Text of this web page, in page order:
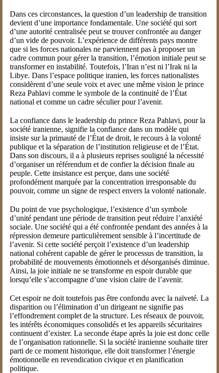
Dans ces circonstances, la question d’un leadership de transition
devient d’une importance fondamentale. Une société qui sort
d’une autorité centralisée peut se trouver confrontée au danger
d’un vide de pouvoir. L’expérience de différents pays montre
que si les forces nationales ne parviennent pas à proposer un
cadre commun pour gérer la transition, l’émotion initiale peut se
transformer en instabilité. Toutefois, l’Iran n’est ni l’Irak ni la
Libye. Dans l’espace politique iranien, les forces nationalistes
considèrent d’une seule voix et avec une même vision le prince
Reza Pahlavi comme le symbole de la continuité de l’État
national et comme un cadre séculier pour l’avenir.
La confiance dans le leadership du prince Reza Pahlavi, pour la
société iranienne, signifie la confiance dans un modèle qui
insiste sur la primauté de l’État de droit, le recours à la volonté
publique et la séparation de l’institution religieuse et de l’État.
Dans son discours, il a à plusieurs reprises souligné la nécessité
d’organiser un référendum et de confier la décision finale au
peuple. Cette insistance est perçue, dans une société
profondément marquée par la concentration irresponsable du
pouvoir, comme un signe de respect envers la volonté nationale.
Du point de vue psychologique, l’existence d’un symbole
d’unité pendant une période de transition peut réduire l’anxiété
sociale. Une société qui a été confrontée pendant des années à la
répression demeure particulièrement sensible à l’incertitude de
l’avenir. Si cette société perçoit l’existence d’un leadership
national cohérent capable de gérer le processus de transition, la
probabilité de mouvements émotionnels et désorganisés diminue.
Ainsi, la joie initiale ne se transforme en espoir durable que
lorsqu’elle s’accompagne d’une vision claire de l’avenir.
Cet espoir ne doit toutefois pas être confondu avec la naïveté. La
disparition ou l’élimination d’un dirigeant ne signifie pas
l’effondrement complet de la structure. Les réseaux de pouvoir,
les intérêts économiques consolidés et les appareils sécuritaires
continuent d’exister. La seconde étape après la joie est donc celle
de l’organisation rationnelle. Si la société iranienne souhaite tirer
parti de ce moment historique, elle doit transformer l’énergie
émotionnelle en revendication civique et en planification
politique.